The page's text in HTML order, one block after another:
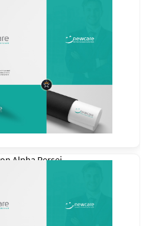
Alpha Persei